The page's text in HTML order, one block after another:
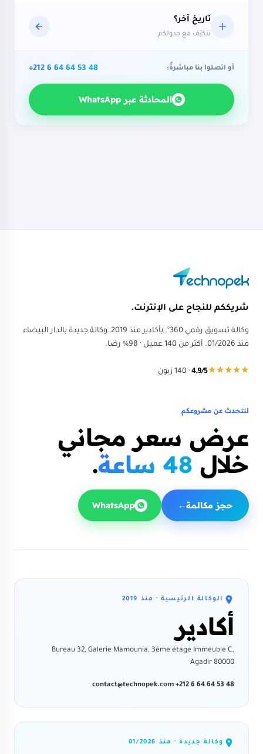
تاريخ آخر؟
نتكيّف مع جدولكم
أو اتصلوا بنا مباشرةً: +212 6 64 64 53 48
المحادثة عبر WhatsApp
شريككم للنجاح على الإنترنت.
وكالة تسويق رقمي 360°. بأكادير منذ 2019، وكالة جديدة بالدار البيضاء
منذ 01/2026. أكثر من 140 عميل · 98% رضا.
★★★★★
4,9/5
·
140 زبون
لنتحدث عن مشروعكم
عرض سعر مجاني
خلال 48 ساعة .
حجز مكالمة→
WhatsApp
الوكالة الرئيسية · منذ 2019
أكادير
Bureau 32, Galerie Mamounia, 3ème étage Immeuble C,
Agadir 80000
+212 6 64 64 53 48
·
contact@technopek.com
وكالة جديدة · منذ 01/2026